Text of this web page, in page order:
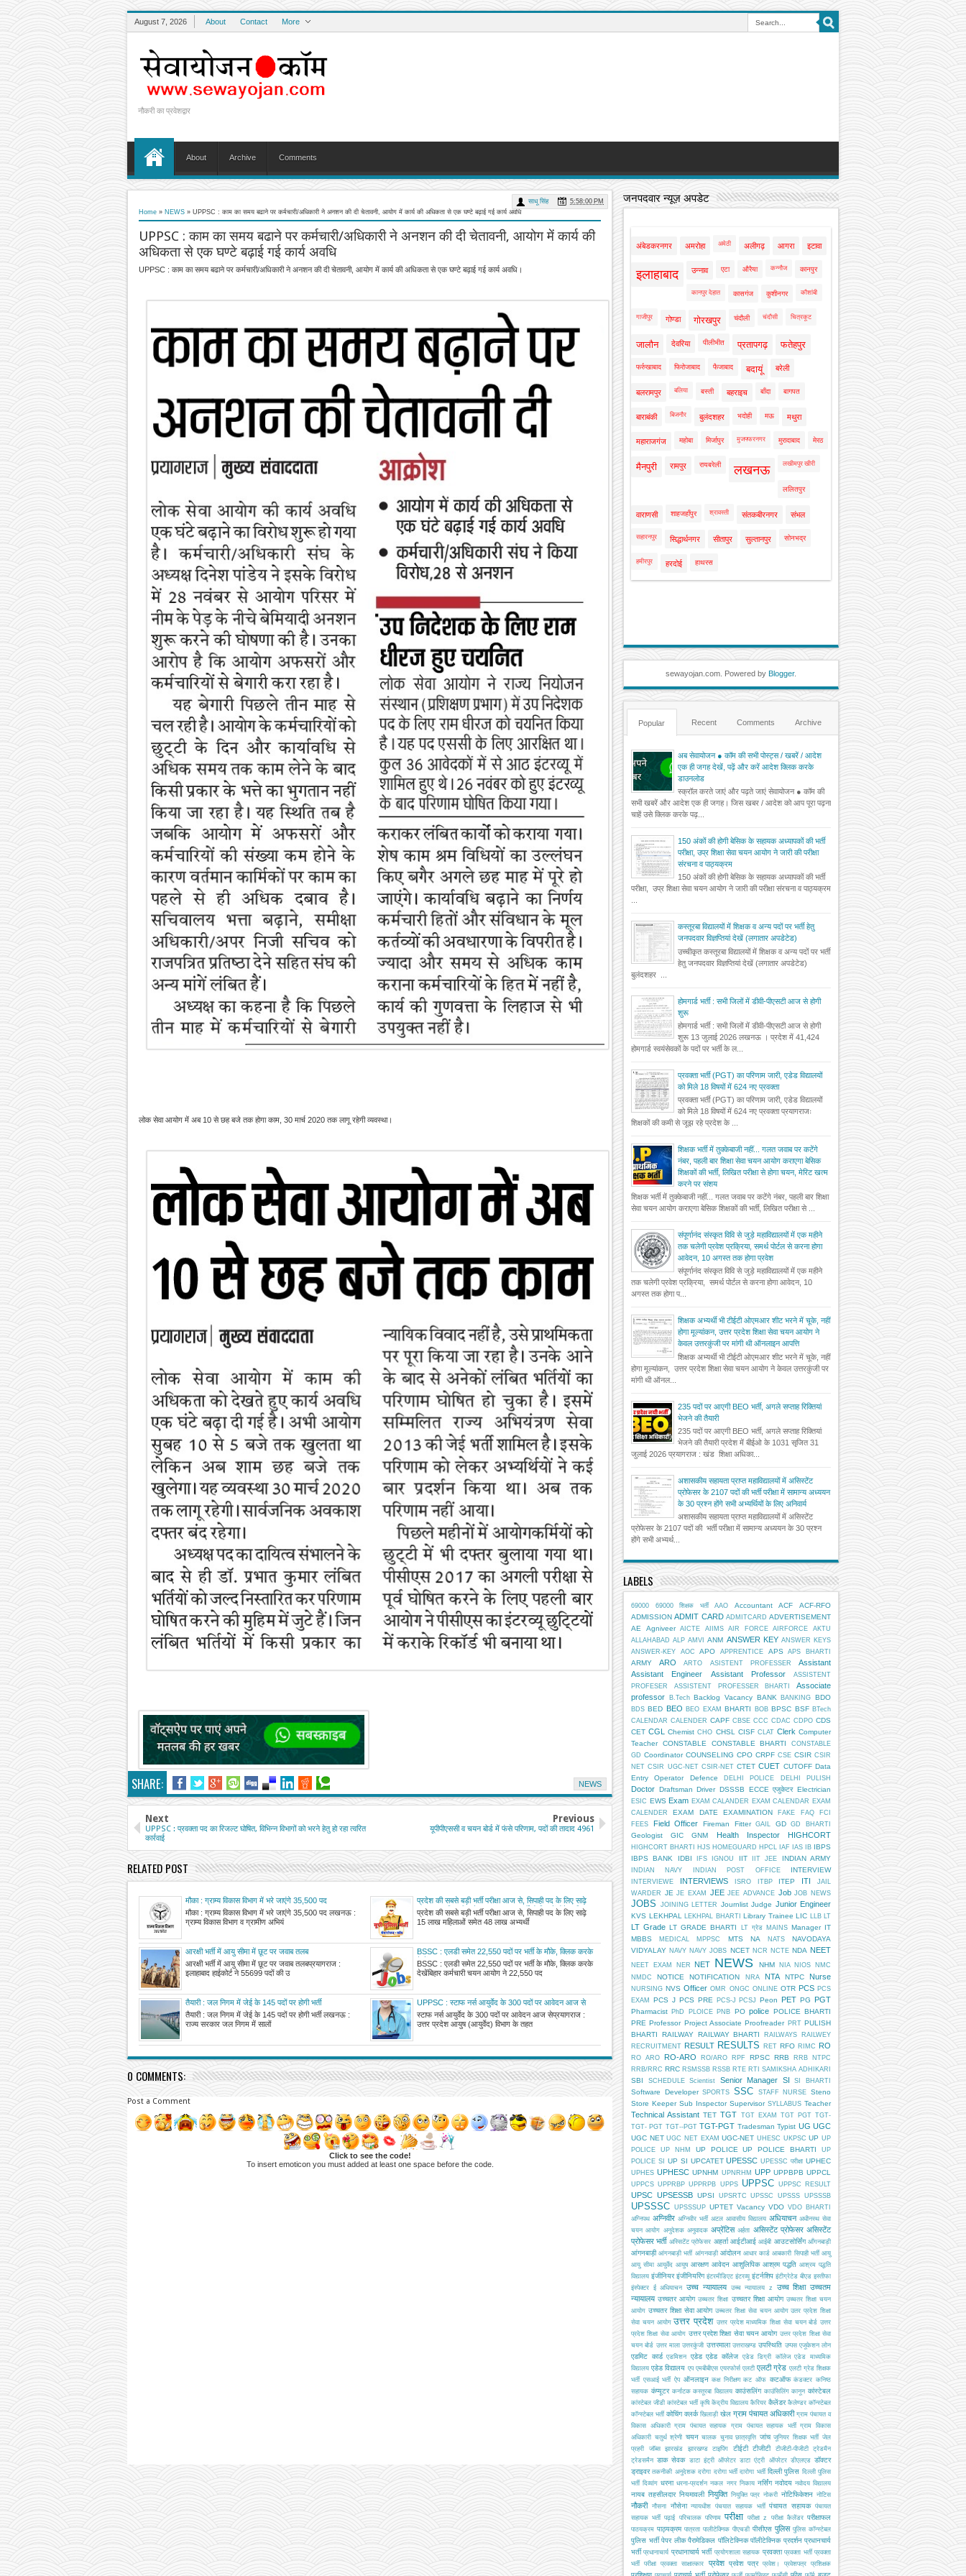
August 7, 2026 About Contact More
नौकरी का प्रवेशद्वार
About Archive Comments
Home » NEWS » UPPSC : काम का समय बढाने पर कर्मचारी/अधिकारी ने अनशन की दी चेतावनी, आयोग में कार्य की अधिकता से एक घण्टे बढ़ाई गई कार्य अवधि
UPPSC : काम का समय बढाने पर कर्मचारी/अधिकारी ने अनशन की दी चेतावनी, आयोग में कार्य की
अधिकता से एक घण्टे बढ़ाई गई कार्य अवधि
साधू सिंह 5:58:00 PM
NEWS
UPPSC : काम का समय बढाने पर कर्मचारी/अधिकारी ने अनशन की दी चेतावनी, आयोग में कार्य की अधिकता से एक घण्टे बढ़ाई गई कार्य अवधि।
लोक सेवा आयोग में अब 10 से छह बजे तक होगा काम, 30 मार्च 2020 तक लागू रहेगी व्यवस्था।
SHARE:
Next
UPPSC : प्रवक्ता पद का रिजल्ट घोषित, विभिन्न विभागों को भरने हेतु हो रहा त्वरित
कार्रवाई
Previous
यूपीपीएससी व चयन बोर्ड में फंसे परिणाम, पदों की तादाद 4961
RELATED POST
मौका : ग्राम्य विकास विभाग में भरे जाएंगे 35,500 पद
मौका : ग्राम्य विकास विभाग में भरे जाएंगे 35,500 पद लखनऊ :
ग्राम्य विकास विभाग व ग्रामीण अभियं
प्रदेश की सबसे बड़ी भर्ती परीक्षा आज से, सिपाही पद के लिए साढ़े
15 लाख महिलाओं समेत 48 लाख अभ्यर्थी दो दिन में होंगे शामिल
प्रदेश की सबसे बड़ी भर्ती परीक्षा आज से, सिपाही पद के लिए साढ़े
15 लाख महिलाओं समेत 48 लाख अभ्यर्थी
आरक्षी भर्ती में आयु सीमा में छूट पर जवाब तलब
आरक्षी भर्ती में आयु सीमा में छूट पर जवाब तलबप्रयागराज :
इलाहाबाद हाईकोर्ट ने 55699 पदों की उ
BSSC : एलडी समेत 22,550 पदों पर भर्ती के मौके, क्लिक करके
देखें
BSSC : एलडी समेत 22,550 पदों पर भर्ती के मौके, क्लिक करके
देखेंबिहार कर्मचारी चयन आयोग ने 22,550 पद
तैयारी : जल निगम में जेई के 145 पदों पर होगी भर्ती
तैयारी : जल निगम में जेई के 145 पदों पर होगी भर्ती लखनऊ :
राज्य सरकार जल निगम में सालों
UPPSC : स्टाफ नर्स आयुर्वेद के 300 पदों पर आवेदन आज से
स्टाफ नर्स आयुर्वेद के 300 पदों पर आवेदन आज सेप्रयागराज :
उत्तर प्रदेश आयुष (आयुर्वेद) विभाग के तहत
0 COMMENTS:
Post a Comment
Click to see the code!
To insert emoticon you must added at least one space before the code.
जनपदवार न्यूज़ अपडेट
अंबेडकरनगर अमरोहा अमेठी अलीगढ़ आगरा इटावा
इलाहाबाद उन्नाव एटा औरैया कन्नौज कानपुर
कानपुर देहात कासगंज कुशीनगर कौशांबी
गाजीपुर गोण्डा गोरखपुर चंदौली चंदौसी चित्रकूट
जालौन देवरिया पीलीभीत प्रतापगढ़ फतेहपुर
फर्रुखाबाद फिरोजाबाद फैजाबाद बदायूं बरेली
बलरामपुर बलिया बस्ती बहराइच बाँदा बागपत
बाराबंकी बिजनौर बुलंदशहर भदोही मऊ मथुरा
महाराजगंज महोबा मिर्जापुर मुजफ्फरनगर मुरादाबाद मेरठ
मैनपुरी रामपुर रायबरेली लखनऊ लखीमपुर खीरी
ललितपुर
वाराणसी शाहजहाँपुर श्रावस्ती संतकबीरनगर संभल
सहारनपुर सिद्धार्थनगर सीतापुर सुल्तानपुर सोनभद्र
हमीरपुर हरदोई हाथरस
sewayojan.com. Powered by Blogger.
Popular Recent Comments Archive
अब सेवायोजन ● कॉम की सभी पोस्ट्स / खबरें / आदेश
एक ही जगह देखें, पढ़ें और करें आदेश क्लिक करके
डाउनलोड
स्क्रॉल करते जाएं और पढ़ते जाएं सेवायोजन ● कॉम की
सभी खबरें और आदेश एक ही जगह। जिस खबर / आदेश को आप पूरा पढ़ना
चाहें उसे क्लिक करके पढ़...
150 अंकों की होगी बेसिक के सहायक अध्यापकों की भर्ती
परीक्षा, उप्र शिक्षा सेवा चयन आयोग ने जारी की परीक्षा
संरचना व पाठ्यक्रम
150 अंकों की होगी बेसिक के सहायक अध्यापकों की भर्ती
परीक्षा, उप्र शिक्षा सेवा चयन आयोग ने जारी की परीक्षा संरचना व पाठ्यक्रम
कस्तूरबा विद्यालयों में शिक्षक व अन्य पदों पर भर्ती हेतु
जनपदवार विज्ञप्तियां देखें (लगातार अपडेटेड)
उच्चीकृत कस्तूरबा विद्यालयों में शिक्षक व अन्य पदों पर भर्ती
हेतु जनपदवार विज्ञप्तियां देखें (लगातार अपडेटेड)
बुलंदशहर ...
होमगार्ड भर्ती : सभी जिलों में डीवी-पीएसटी आज से होगी
शुरू
होमगार्ड भर्ती : सभी जिलों में डीवी-पीएसटी आज से होगी
शुरू 13 जुलाई 2026 लखनऊ । प्रदेश में 41,424
होमगार्ड स्वयंसेवकों के पदों पर भर्ती के ल...
प्रवक्ता भर्ती (PGT) का परिणाम जारी, एडेड विद्यालयों
को मिले 18 विषयों में 624 नए प्रवक्ता
प्रवक्ता भर्ती (PGT) का परिणाम जारी, एडेड विद्यालयों
को मिले 18 विषयों में 624 नए प्रवक्ता प्रयागराजः
शिक्षकों की कमी से जूझ रहे प्रदेश के ...
शिक्षक भर्ती में तुक्केबाजी नहीं... गलत जवाब पर कटेंगे
नंबर, पहली बार शिक्षा सेवा चयन आयोग कराएगा बेसिक
शिक्षकों की भर्ती, लिखित परीक्षा से होगा चयन, मेरिट खत्म
करने पर संशय
शिक्षक भर्ती में तुक्केबाजी नहीं... गलत जवाब पर कटेंगे नंबर, पहली बार शिक्षा
सेवा चयन आयोग कराएगा बेसिक शिक्षकों की भर्ती, लिखित परीक्षा से ...
संपूर्णानंद संस्कृत विवि से जुड़े महाविद्यालयों में एक महीने
तक चलेगी प्रवेश प्रक्रिया, समर्थ पोर्टल से करना होगा
आवेदन, 10 अगस्त तक होगा प्रवेश
संपूर्णानंद संस्कृत विवि से जुड़े महाविद्यालयों में एक महीने
तक चलेगी प्रवेश प्रक्रिया, समर्थ पोर्टल से करना होगा आवेदन, 10
अगस्त तक होगा प...
शिक्षक अभ्यर्थी भी टीईटी ओएमआर शीट भरने में चूके, नहीं
होगा मूल्यांकन, उत्तर प्रदेश शिक्षा सेवा चयन आयोग ने
केवल उत्तरकुंजी पर मांगी थी ऑनलाइन आपत्ति
शिक्षक अभ्यर्थी भी टीईटी ओएमआर शीट भरने में चूके, नहीं
होगा मूल्यांकन, उत्तर प्रदेश शिक्षा सेवा चयन आयोग ने केवल उत्तरकुंजी पर
मांगी थी ऑनल...
235 पदों पर आएगी BEO भर्ती, अगले सप्ताह रिक्तियां
भेजने की तैयारी
235 पदों पर आएगी BEO भर्ती, अगले सप्ताह रिक्तियां
भेजने की तैयारी प्रदेश में बीईओ के 1031 सृजित 31
जुलाई 2026 प्रयागराज : खंड शिक्षा अधिका...
अशासकीय सहायता प्राप्त महाविद्यालयों में असिस्टेंट
प्रोफेसर के 2107 पदों की भर्ती परीक्षा में सामान्य अध्ययन
के 30 प्रश्न होंगे सभी अभ्यर्थियों के लिए अनिवार्य
अशासकीय सहायता प्राप्त महाविद्यालयों में असिस्टेंट
प्रोफेसर के 2107 पदों की भर्ती परीक्षा में सामान्य अध्ययन के 30 प्रश्न
होंगे सभी अभ्यर्थ...
LABELS
69000 69000 शिक्षक भर्ती AAO Accountant ACF
ACF-RFO
ADMISSION ADMIT CARD ADMITCARD ADVERTISEMENT
AE
Agniveer AICTE AIIMS AIR FORCE AIRFORCE
AKTU
ALLAHABAD ALP AMVI ANM ANSWER KEY ANSWER KEYS
ANSWER-KEY
AOC APO APPRENTICE APS APS BHARTI
ARMY ARO ARTO ASISTENT PROFESSER
Assistant
Assistant Engineer
Assistant Professor
ASSISTENT
PROFESER
ASSISTENT PROFESSER BHARTI
Associate
professor
B.Tech Backlog Vacancy BANK BANKING BDO
BDS BED BEO BEO EXAM BHARTI BOB BPSC BSF BTech
CALENDAR CALENDER CAPF CBSE CCC CDAC CDPO CDS
CET CGL Chemist CHO CHSL CISF CLAT Clerk Computer
Teacher
CONSTABLE CONSTABLE BHARTI
CONSTABLE
GD Coordinator COUNSELING CPO CRPF CSE CSIR CSIR
NET CSIR UGC-NET CSIR-NET CTET CUET CUTOFF Data
Entry Operator
Defence DELHI POLICE DELHI PULISH
Doctor Draftsman Driver DSSSB ECCE एजुकेटर Electrician
ESIC EWS Exam EXAM CALANDER EXAM CALENDAR EXAM
CALENDER
EXAM DATE EXAMINATION FAKE FAQ
FCI
FEES
Field Officer Fireman Fitter GAIL GD GD BHARTI
Geologist GIC GNM Health Inspector HIGHCORT
HIGHCORT BHARTI HJS HOMEGUARD HPCL IAF IAS IB IBPS
IBPS BANK
IDBI IFS IGNOU IIT IIT JEE INDIAN ARMY
INDIAN NAVY INDIAN POST OFFICE INTERVIEW
INTERVIEWE INTERVIEWS ISRO ITBP ITEP ITI
JAIL
WARDER JE JE EXAM JEE JEE ADVANCE Job JOB NEWS
JOBS JOINING LETTER Journlist Judge Junior Engineer
KVS LEKHPAL LEKHPAL BHARTI Library Trainee LIC LLB LT
LT Grade LT GRADE BHARTI LT ग्रेड MAINS Manager IT
MBBS
MEDICAL MPPSC MTS NA NATS
NAVODAYA
VIDYALAY NAVY NAVY JOBS NCET NCR NCTE NDA NEET
NEET EXAM NER NET NEWS NHM NIA NIOS
NMC
NMDC
NOTICE NOTIFICATION NRA NTA NTPC Nurse
NURSING NVS Officer OMR ONGC ONLINE OTR PCS PCS
EXAM
PCS J PCS PRE PCS-J PCSJ Peon PET PG PGT
Pharmacist PhD PLOICE PNB PO police POLICE BHARTI
PRE Professor Project Associate Proofreader PRT PULISH
BHARTI
RAILWAY RAILWAY BHARTI RAILWAYS
RAILWEY
RECRUITMENT RESULT RESULTS RET RFO RIMC RO
RO ARO RO-ARO RO/ARO RPF RPSC RRB
RRB NTPC
RRB/RRC RRC RSMSSB RSSB RTE RTI SAMIKSHA ADHIKARI
SBI SCHEDULE Scientist Senior Manager SI SI BHARTI
Software Developer SPORTS SSC STAFF NURSE
Steno
Store Keeper Sub Inspector Supervisor SYLLABUS Teacher
Technical Assistant TET TGT TGT EXAM TGT PGT TGT-
TGT- PGT TGT--PGT TGT-PGT Tradesman Typist UG UGC
UGC NET UGC NET EXAM UGC-NET UHESC UKPSC UP UP
POLICE
UP NHM UP POLICE UP POLICE BHARTI
UP
POLICE SI
UP SI UPCATET UPESSC UPESSC परीक्षा UPHEC
UPHES UPHESC UPNHM UPNRHM UPP UPPBPB UPPCL
UPPCS UPPRBP UPPRPB UPPS UPPSC UPPSC RESULT
UPSC UPSESSB UPSI UPSRTC UPSSC UPSSS UPSSSB
UPSSSC UPSSSUP UPTET Vacancy VDO VDO BHARTI
अग्निपथ अग्निवीर अग्निवीर भर्ती अटल आवासीय विद्यालय अधियाचन अधीनस्थ सेवा
चयन आयोग अनुदेशक अनुवादक अप्रेंटिस अर्हता असिस्टेंट प्रोफेसर असिस्टेंट
प्रोफेसर भर्ती अस्सिटेंट प्रोफेसर अहर्ता आईटीआई आईबी आउटसोर्सिंग आँगनबाड़ी
आंगनबाड़ी आंगनबाड़ी भर्ती आंगनवाड़ी आंदोलन आधार कार्ड आबकारी सिपाही भर्ती आयु
आयु सीमा आयुर्वेद आयुष आरक्षण आवेदन आशुलिपिक आश्रम पद्धति आश्रम पद्धति
विद्यालय इंजीनियर इंजीनियरिंग इंटरमीडिएट इंटरव्यू इंटर्नशिप इंटीग्रेटेड बीएड इस्तीफा
इंस्पेक्टर ई अधियाचन उच्च न्यायालय उच्च न्यायालय z उच्च शिक्षा उच्चतम
न्यायालय उच्चतर आयोग उच्चतर शिक्षा उच्चतर शिक्षा आयोग उच्चतर शिक्षा चयन
आयोग उच्चतर शिक्षा सेवा आयोग उच्चतर शिक्षा सेवा चयन आयोग उतर प्रदेश शिक्षा
सेवा चयन आयोग उत्तर प्रदेश उत्तर प्रदेश माध्यमिक शिक्षा सेवा चयन बोर्ड उत्तर
प्रदेश शिक्षा सेवा आयोग उत्तर प्रदेश शिक्षा सेवा चयन आयोग उत्तर प्रदेश शिक्षा सेवा
चयन बोर्ड उत्तर माला उत्तरकुंजी उत्तरमाला उत्तराखण्ड उपस्थिति उप्पस एजूकेशन लोन
एडमिट कार्ड एडमिशन एडेड एडेड कॉलेज एडेड डिग्री कॉलेज एडेड माध्यमिक
विद्यालय एडेड विद्यालय एप एमबीबीएस एयरफोर्स एलटी एलटी ग्रेड एलटी ग्रेड शिक्षक
भर्ती एसआई भर्ती ऐप ऑनलाइन कक्ष निरीक्षण कट ऑफ कटऑफ कंडक्टर कनिष्ठ
सहायक कंप्यूटर कर्नाटक कस्तूरबा विद्यालय काउंसलिंग काउंसिलिंग कानून कांस्टेबल
कांस्टेबल जीडी कांस्टेबल भर्ती कृषि केंद्रीय विद्यालय कैरियर कैलेंडर कैलेण्डर कॉन्स्टेबल
कॉन्स्टेबल भर्ती कोचिंग क्लर्क खिलाड़ी खेल ग्राम पंचायत अधिकारी ग्राम पंचायत व
विकास अधिकारी ग्राम पंचायत सहायक ग्राम पंचायत सहायक भर्ती ग्राम विकास
अधिकारी चतुर्थ श्रेणी चयन चालक चुनाव छात्रवृत्ति जांच जूनियर शिक्षक भर्ती जेल
प्रहरी
जॉब्स झारखंड झारखण्ड टाइपिंग टीईटी टीजीटी टीजीटी-पीजीटी
ट्रेडमैन
ट्रेडसमैन डाक सेवक डाटा इंट्री ऑपरेटर डाटा एंट्री ऑपरेटर डीएलएड डॉक्टर
ड्राइवर तकनीकी अनुदेशक दरोगा दरोगा भर्ती दारोगा भर्ती दिल्ली पुलिस दिल्ली पुलिस
भर्ती दिव्यांग धरना धरना-प्रदर्शन नकल नगर निकाय नर्सिंग नवोदय नवोदय विद्यालय
नायब तहसीलदार नियमावली नियुक्ति नियुक्ति पत्र नोकरी नोटिफिकेशन नोटिस
नौकरी नौसना नौसेना न्यायधीश पंचयात सहायक भर्ती पंचायत सहायक पंचायत
सहायक भर्ती पढ़ाई परिचालक परिणाम परीक्षा परीक्षा z परीक्षा कैलेंडर परीक्षाफल
पाठयक्रम पाठ्यक्रम पात्रता पालीटेक्निक पीएचडी पीसीएस पुलिस पुलिस कॉन्स्टेबल
पुलिस भर्ती पेपर लीक पैरामेडिकल पॉलिटेक्निक पॉलीटेक्निक प्रदर्शन प्रधानचार्य
भर्ती प्रधानाचार्य प्रधानाचार्य भर्ती प्रयोगशाला सहायक प्रवक्ता प्रवक्ता भर्ती प्रवक्ता
भर्ती परीक्षा
प्रवक्ता साक्षात्कार प्रवेश प्रवेश पत्र प्रवेश। प्रवेशपत्र प्रशिक्षक